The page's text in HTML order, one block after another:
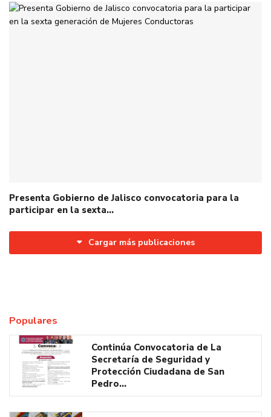
Presenta Gobierno de Jalisco convocatoria para la
participar en la sexta…
Cargar más publicaciones
Populares
Continúa Convocatoria de La
Secretaría de Seguridad y
Protección Ciudadana de San
Pedro…